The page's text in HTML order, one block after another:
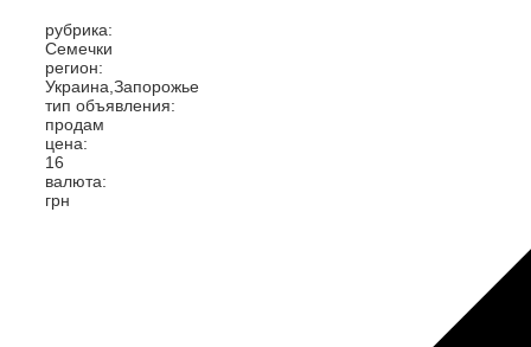
рубрика:
Семечки
регион:
Украина,Запорожье
тип объявления:
продам
цена:
16
валюта:
грн